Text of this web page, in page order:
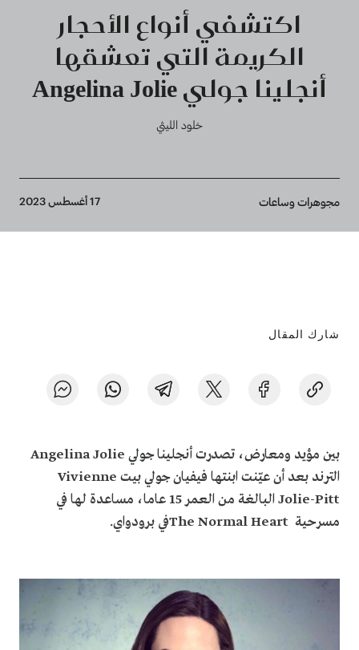
اكتشفي أنواع الأحجار
الكريمة التي تعشقها
أنجلينا جولي Angelina Jolie
خلود الليثي
Breadcrumb
مجوهرات وساعات 17 أغسطس 2023
شارك المقال
بين مؤيد ومعارض، تصدرت أنجلينا جولي Angelina Jolie
الترند بعد أن عيّنت ابنتها فيفيان جولي بيت Vivienne
Jolie-Pitt
البالغة من العمر 15 عاما، مساعدة لها في
مسرحية The Normal Heartفي برودواي.